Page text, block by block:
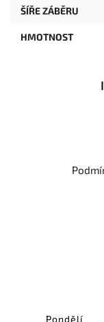
ŠÍŘE ZÁBĚRU
HMOTNOST
Pondělí